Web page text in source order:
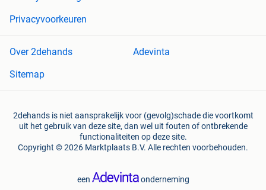
Privacyvoorkeuren
Over 2dehands
Adevinta
Sitemap
2dehands is niet aansprakelijk voor (gevolg)schade die voortkomt
uit het gebruik van deze site, dan wel uit fouten of ontbrekende
functionaliteiten op deze site.
Copyright © 2026 Marktplaats B.V. Alle rechten voorbehouden.
een onderneming